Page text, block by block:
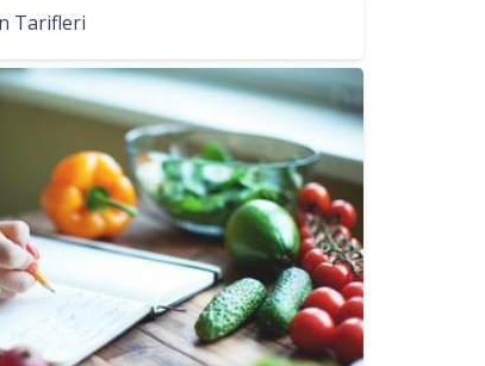
Tarifleri